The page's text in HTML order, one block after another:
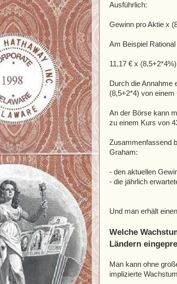
Ausführlich:
Gewinn pro Aktie x
Am Beispiel Rational
11,17 € x
Durch die Annahme
(8,5+2*4) von
An der Börse kann
zu einem Kurs von
Zusammenfassend
Graham:
- den aktuellen
- die jährlich
Und man erhält
Welche
Ländern
Man kann ohne
implizierte